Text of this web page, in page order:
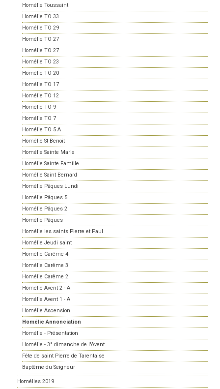
Homélie Toussaint
Homélie TO 33
Homélie TO 29
Homélie TO 27
Homélie TO 27
Homélie TO 23
Homélie TO 20
Homélie TO 17
Homélie TO 12
Homélie TO 9
Homélie TO 7
Homélie TO 5 A
Homélie St Benoit
Homélie Sainte Marie
Homélie Sainte Famille
Homélie Saint Bernard
Homélie Pâques Lundi
Homélie Pâques 5
Homélie Pâques 2
Homélie Pâques
Homélie les saints Pierre et Paul
Homélie Jeudi saint
Homélie Carême 4
Homélie Carême 3
Homélie Carême 2
Homélie Avent 2 - A
Homélie Avent 1 - A
Homélie Ascension
Homélie Annonciation
Homélie - Présentation
Homélie - 3° dimanche de l'Avent
Fête de saint Pierre de Tarentaise
Baptême du Seigneur
Homélies 2019